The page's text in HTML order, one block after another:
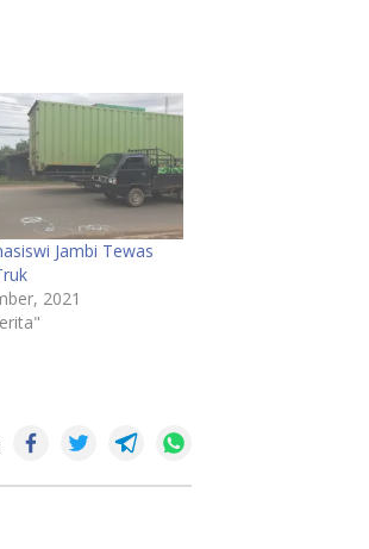
Jambi Tewas
2021